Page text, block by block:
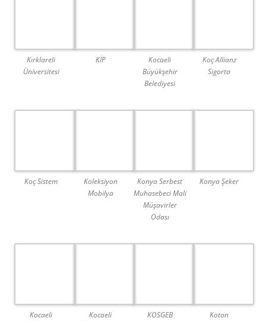
Kırklareli
Üniversitesi
KİP
Kocaeli
Büyükşehir
Belediyesi
Koç Allianz
Sigorta
Koç Sistem
Koleksiyon
Mobilya
Konya Serbest
Muhasebeci Mali
Müşavirler
Odası
Konya Şeker
Kocaeli
Kocaeli
KOSGEB Koton